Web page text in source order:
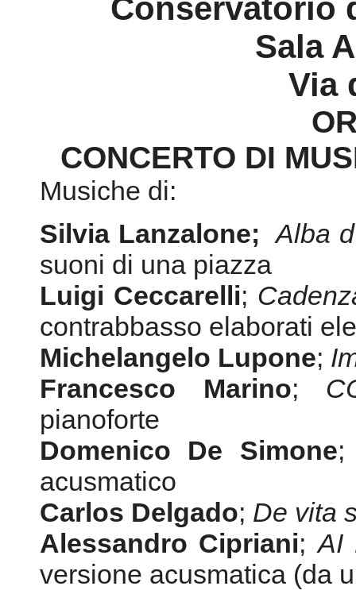
Conservatorio
Sala
Via
CONCERTO DI
Musiche di:
Silvia Lanzalone; Alba
suoni di una piazza
Luigi Ceccarelli;
contrabbasso elaborati
Michelangelo Lupone;
Francesco Marino;
pianoforte
Domenico De Simone
acusmatico
Carlos Delgado; De vita
Alessandro Cipriani;AI
versione acusmatica (da